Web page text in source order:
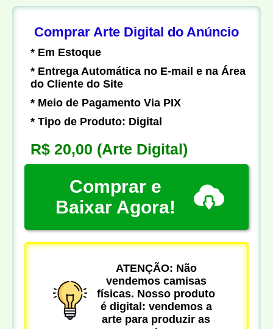
Comprar Arte Digital do Anúncio
* Em Estoque
* Entrega Automática no E-mail e na Área
do Cliente do Site
* Meio de Pagamento Via PIX
* Tipo de Produto: Digital
R$ 20,00 (Arte Digital)
Comprar e
Baixar Agora!
ATENÇÃO: Não
vendemos camisas
físicas. Nosso produto
é digital: vendemos a
arte para produzir as